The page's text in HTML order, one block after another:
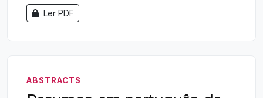
Ler PDF
ABSTRACTS